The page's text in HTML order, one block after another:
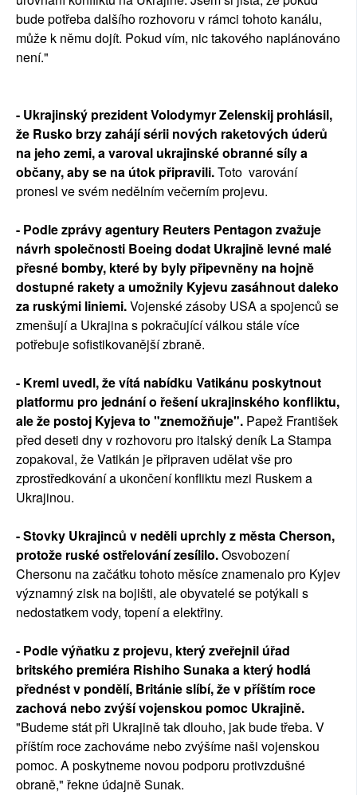
bude potřeba dalšího rozhovoru v rámci tohoto kanálu,
může k němu dojít. Pokud vím, nic takového naplánováno
není."
- Ukrajinský prezident Volodymyr Zelenskij prohlásil,
že Rusko brzy zahájí sérii nových raketových úderů
na jeho zemi, a varoval ukrajinské obranné síly a
občany, aby se na útok připravili.Toto varování
pronesl ve svém nedělním večerním projevu.
- Podle zprávy agentury Reuters Pentagon zvažuje
návrh společnosti Boeing dodat Ukrajině levné malé
přesné bomby, které by byly připevněny na hojně
dostupné rakety a umožnily Kyjevu zasáhnout daleko
za ruskými liniemi.Vojenské zásoby USA a spojenců se
zmenšují a Ukrajina s pokračující válkou stále více
potřebuje sofistikovanější zbraně.
- Kreml uvedl, že vítá nabídku Vatikánu poskytnout
platformu pro jednání o řešení ukrajinského konfliktu,
ale že postoj Kyjeva to "znemožňuje". Papež František
před deseti dny v rozhovoru pro italský deník La Stampa
zopakoval, že Vatikán je připraven udělat vše pro
zprostředkování a ukončení konfliktu mezi Ruskem a
Ukrajinou.
- Stovky Ukrajinců v neděli uprchly z města Cherson,
protože ruské ostřelování zesílilo.Osvobození
Chersonu na začátku tohoto měsíce znamenalo pro Kyjev
významný zisk na bojišti, ale obyvatelé se potýkali s
nedostatkem vody, topení a elektřiny.
- Podle výňatku z projevu, který zveřejnil úřad
britského premiéra Rishiho Sunaka a který hodlá
přednést v pondělí, Británie slíbí, že v příštím roce
zachová nebo zvýší vojenskou pomoc Ukrajině.
"Budeme stát při Ukrajině tak dlouho, jak bude třeba. V
příštím roce zachováme nebo zvýšíme naši vojenskou
pomoc. A poskytneme novou podporu protivzdušné
obraně," řekne údajně Sunak.